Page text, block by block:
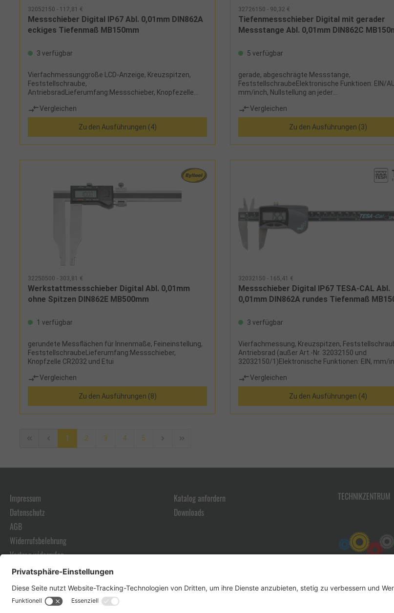
32052150 - 117,81 €
Messschieber Digital IP67 Abl. 0,01mm DIN862A
eckiges Tiefenmaß MB150mm
3 verfügbar
Vierfachmessunggroße LCD-Anzeige, Kreuzspitzen,
Feststellschraube,
AntriebsradLieferumfang:Messschieber, Knopfezelle
Vergleichen
Zu den Ausführungen (4)
32726150 - 90,32 €
Tiefenmessschieber Digital mit gerader
Messstange Abl. 0,01mm DIN862C
5 verfügbar
gerade, abgeschrägte Messstange,
FeststellschraubeElektronische Funktioen: EIN/
mm/inch, Nullstellung an jeder
und Etui
Vergleichen
Zu den Ausführungen (3)
32250500 - 303,81 €
Werkstattmessschieber Digital Abl. 0,01mm
ohne Spitzen DIN862E MB500mm
1 verfügbar
gerundete Messflächen für Innenmaße, Feineinstellung,
FeststellschraubeLieferumfang:Messschieber,
Knopfzelle CR2032 und Etui
Vergleichen
Zu den Ausführungen (8)
32032150 - 165,41 €
Messschieber Digital IP67 TESA-CAL Abl.
0,01mm DIN862A rundes Tiefenmaß
3 verfügbar
Vierfachmessung, Kreuzspitzen,
Antriebsrad (außer Art.-Nr. 32032150 und
32032150/1)Elektronische Funktionen: EIN, mm/
Sparabschaltung nach 10 min, Abschaltung nach 2
hLieferumfang:Messschieber, Knopfzelle
Vergleichen
Zu den Ausführungen (4)
1 2 3 4 5
Impressum
Datenschutz
AGB
Widerrufsbelehrung
Vertrag widerrufen
Katalog anfordern
Downloads
TECHNIKZENTRUM